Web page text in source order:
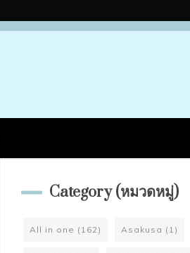
Category (หมวดหมู่)
All in one (162) Asakusa (1)